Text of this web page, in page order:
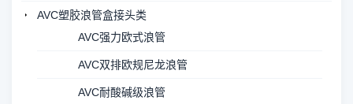
AVC塑胶浪管盒接头类
AVC强力欧式浪管
AVC双排欧规尼龙浪管
AVC耐酸碱级浪管